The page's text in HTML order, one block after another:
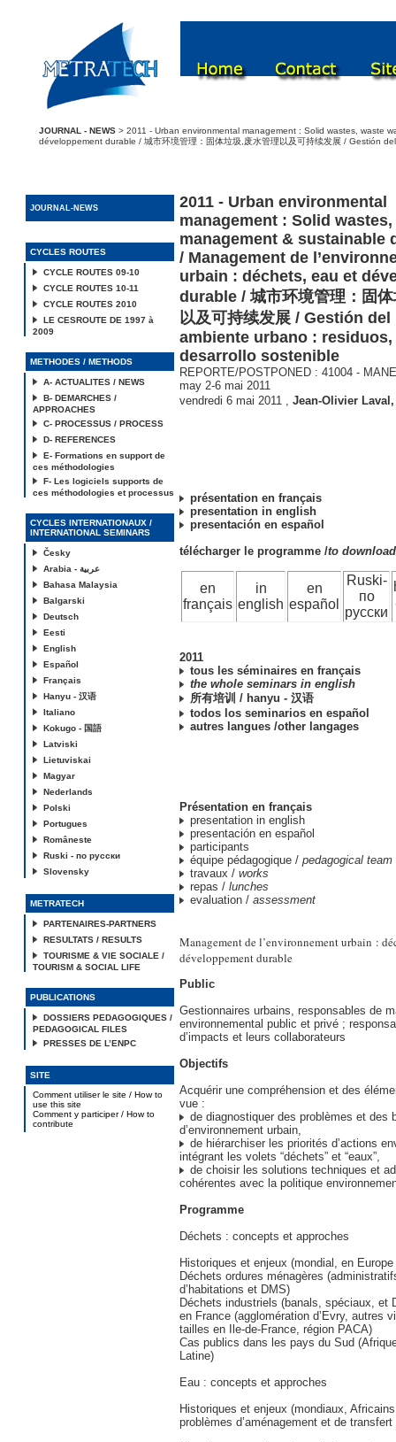
JOURNAL - NEWS > 2011 - Urban environmental management : Solid wastes, waste
développement durable / 城市环境管理：固体垃圾,废水管理以及可持续发展 / Gestión
JOURNAL-NEWS
CYCLES ROUTES
CYCLE ROUTES 09-10
CYCLE ROUTES 10-11
CYCLE ROUTES 2010
LE CESROUTE DE 1997 à
2009
METHODES / METHODS
A- ACTUALITES / NEWS
B- DEMARCHES /
APPROACHES
C- PROCESSUS / PROCESS
D- REFERENCES
E- Formations en support de
ces méthodologies
F- Les logiciels supports de
ces méthodologies et processus
CYCLES INTERNATIONAUX /
INTERNATIONAL SEMINARS
Česky
Arabia - عربية
Bahasa Malaysia
Balgarski
Deutsch
Eesti
English
Español
Français
Hanyu - 汉语
Italiano
Kokugo - 国語
Latviski
Lietuviskai
Magyar
Nederlands
Polski
Portugues
Româneste
Ruski - по русски
Slovensky
METRATECH
PARTENAIRES-PARTNERS
RESULTATS / RESULTS
TOURISME & VIE SOCIALE /
TOURISM & SOCIAL LIFE
PUBLICATIONS
DOSSIERS PEDAGOGIQUES /
PEDAGOGICAL FILES
PRESSES DE L’ENPC
SITE
Comment utiliser le site / How to
use this site
Comment y participer / How to
contribute
2011 - Urban environmental
management : Solid
management & sustainable
/ Management de
urbain : déchets, eau et
durable / 城市环境管理：固
以及可持续发展 / Gestión
ambiente urbano : residuos,
desarrollo sostenible
REPORTE/POSTPONED : 41004 -
may 2-6 mai 2011
vendredi 6 mai 2011 , Jean-Olivier Laval
présentation en français
presentation in english
presentación en español
télécharger le programme /to
en
français
in
english
en
español
Ruski-
по
русски
2011
tous les séminaires en français
the whole seminars in english
所有培训 / hanyu - 汉语
todos los seminarios en español
autres langues /other langages
Présentation en français
presentation in english
presentación en español
participants
équipe pédagogique / pedagogical team
travaux / works
repas / lunches
evaluation / assessment
Management de l’environnement urbain :
développement durable
Public
Gestionnaires urbains, responsables de
environnemental public et privé ;
d’impacts et leurs collaborateurs
Objectifs
Acquérir une compréhension et des
vue :
de diagnostiquer des problèmes et des
d’environnement urbain,
de hiérarchiser les priorités d’actions
intégrant les volets “déchets” et “eaux”,
de choisir les solutions techniques et
cohérentes avec la politique
Programme
Déchets : concepts et approches
Historiques et enjeux (mondial, en
Déchets ordures ménagères
d’habitations et DMS)
Déchets industriels (banals, spéciaux, et
en France (agglomération d’Evry, autres
tailles en Ile-de-France, région PACA)
Cas publics dans les pays du Sud
Latine)
Eau : concepts et approches
Historiques et enjeux (mondiaux,
problèmes d’aménagement et de